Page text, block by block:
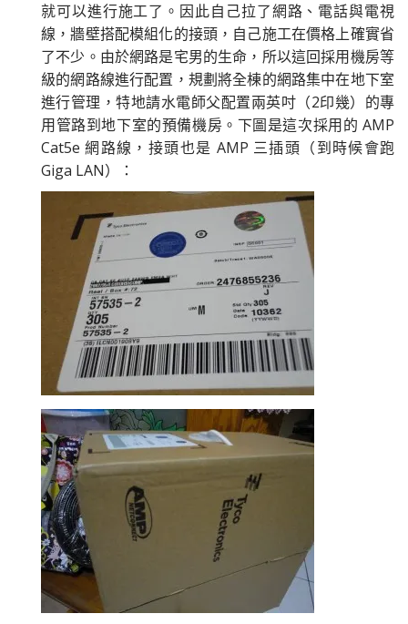
就可以進行施工了。因此自己拉了網路、電話與電視
線，牆壁搭配模組化的接頭，自己施工在價格上確實省
了不少。由於網路是宅男的生命，所以這回採用機房等
級的網路線進行配置，規劃將全棟的網路集中在地下室
進行管理，特地請水電師父配置兩英吋（2印幾）的專
用管路到地下室的預備機房。下圖是這次採用的 AMP
Cat5e 網路線，接頭也是 AMP 三插頭（到時候會跑
Giga LAN）：